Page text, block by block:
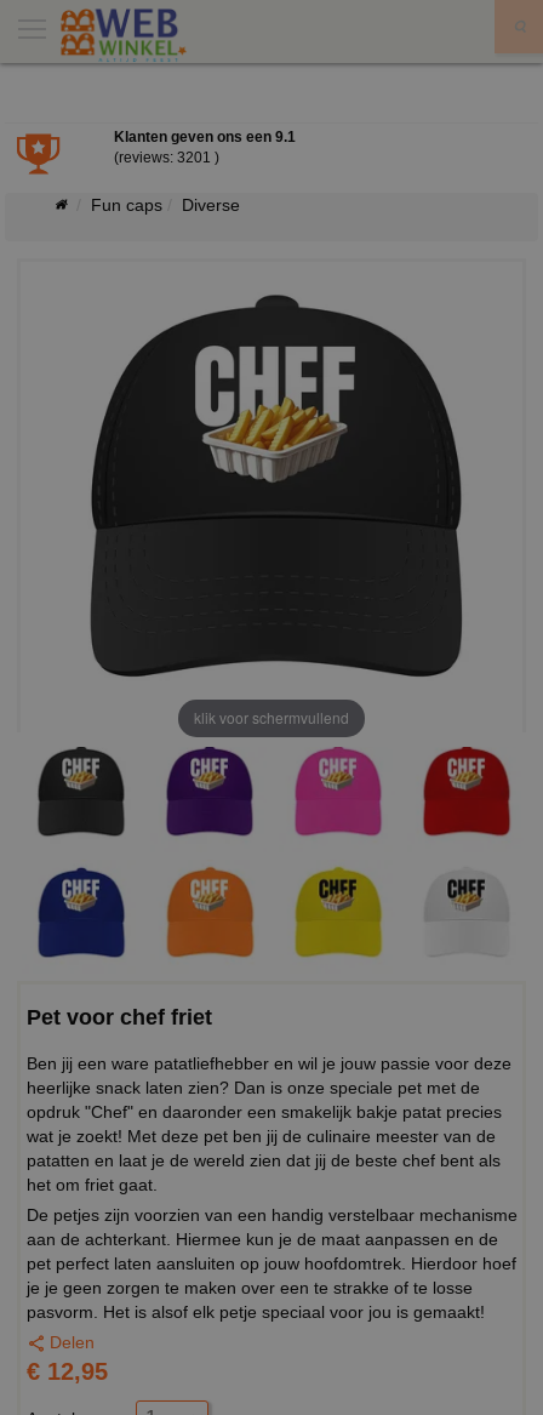
Klanten geven ons een 9.1
(reviews: 3201 )
Fun caps Diverse
klik voor schermvullend
Pet voor chef friet
Ben jij een ware patatliefhebber en wil je jouw passie voor deze
heerlijke snack laten zien? Dan is onze speciale pet met de
opdruk "Chef" en daaronder een smakelijk bakje patat precies
wat je zoekt! Met deze pet ben jij de culinaire meester van de
patatten en laat je de wereld zien dat jij de beste chef bent als
het om friet gaat.
De petjes zijn voorzien van een handig verstelbaar mechanisme
aan de achterkant. Hiermee kun je de maat aanpassen en de
pet perfect laten aansluiten op jouw hoofdomtrek. Hierdoor hoef
je je geen zorgen te maken over een te strakke of te losse
pasvorm. Het is alsof elk petje speciaal voor jou is gemaakt!
Delen
€ 12,95